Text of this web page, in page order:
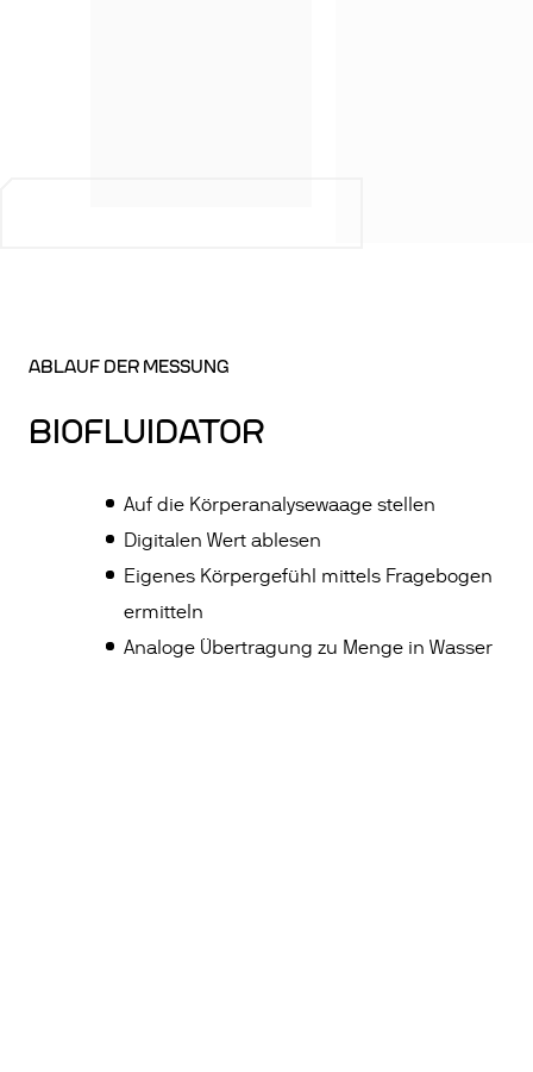
ABLAUF DER MESSUNG
BIOFLUIDATOR
Auf die Körperanalysewaage stellen
Digitalen Wert ablesen
Eigenes Körpergefühl mittels Fragebogen
ermitteln
Analoge Übertragung zu Menge in Wasser